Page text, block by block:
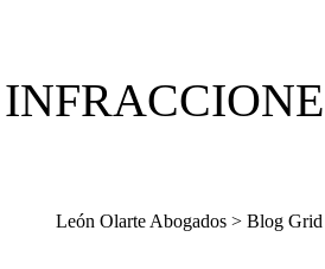
León Olarte Abogados > Blog